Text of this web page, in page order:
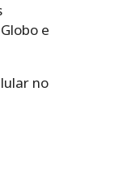
e
no